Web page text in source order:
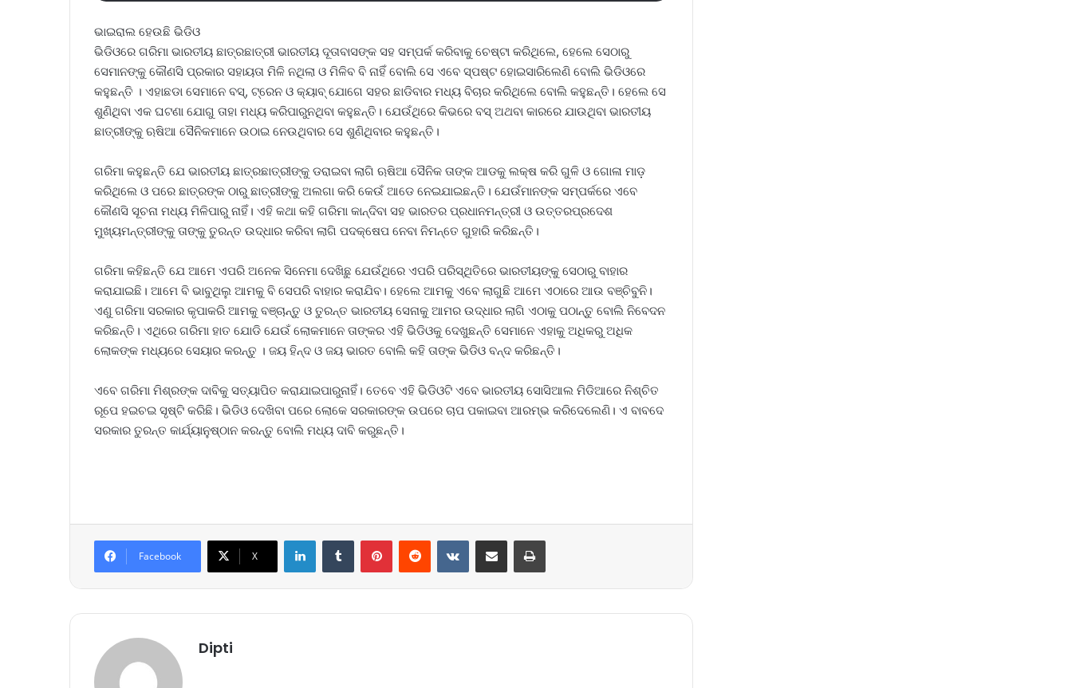
ଭାଇରାଲ ହେଉଛି ଭିଡିଓ
ଭିଡିଓରେ ଗରିମା ଭାରତୀୟ ଛାତ୍ରଛାତ୍ରୀ ଭାରତୀୟ ଦୂତାବାସଙ୍କ ସହ ସମ୍ପର୍କ କରିବାକୁ ଚେଷ୍ଟା କରିଥିଲେ, ହେଲେ ସେଠାରୁ
ସେମାନଙ୍କୁ କୌଣସି ପ୍ରକାର ସହାୟତା ମିଳି ନଥିଲା ଓ ମିଳିବ ବି ନାହିଁ ବୋଲି ସେ ଏବେ ସ୍ପଷ୍ଟ ହୋଇସାରିଲେଣି ବୋଲି ଭିଡିଓରେ
କହୁଛନ୍ତି । ଏହାଛଡା ସେମାନେ ବସ୍, ଟ୍ରେନ ଓ କ୍ୟାବ୍‌ ଯୋଗେ ସହର ଛାଡିବାର ମଧ୍ୟ ବିଚାର କରିଥିଲେ ବୋଲି କହୁଛନ୍ତି। ହେଲେ ସେ
ଶୁଣିଥିବା ଏକ ଘଟଣା ଯୋଗୁ ତାହା ମଧ୍ୟ କରିପାରୁନଥିବା କହୁଛନ୍ତି। ଯେଉଁଥିରେ କିଭରେ ବସ୍ ଅଥବା କାରରେ ଯାଉଥିବା ଭାରତୀୟ
ଛାତ୍ରୀଙ୍କୁ ଋଷିଆ ସୈନିକମାନେ ଉଠାଇ ନେଉଥିବାର ସେ ଶୁଣିଥିବାର କହୁଛନ୍ତି।
ଗରିମା କହୁଛନ୍ତି ଯେ ଭାରତୀୟ ଛାତ୍ରଛାତ୍ରୀଙ୍କୁ ଡରାଇବା ଲାଗି ଋଷିଆ ସୈନିକ ତାଙ୍କ ଆଡକୁ ଲକ୍ଷ କରି ଗୁଳି ଓ ଗୋଳା ମାଡ଼
କରିଥିଲେ ଓ ପରେ ଛାତ୍ରଙ୍କ ଠାରୁ ଛାତ୍ରୀଙ୍କୁ ଅଲଗା କରି କେଉଁ ଆଡେ ନେଇଯାଇଛନ୍ତି। ଯେଉଁମାନଙ୍କ ସମ୍ପର୍କରେ ଏବେ
କୌଣସି ସୂଚନା ମଧ୍ୟ ମିଳିପାରୁ ନାହିଁ। ଏହି କଥା କହି ଗରିମା କାନ୍ଦିବା ସହ ଭାରତର ପ୍ରଧାନମନ୍ତ୍ରୀ ଓ ଉତ୍ତରପ୍ରଦେଶ
ମୁଖ୍ୟମନ୍ତ୍ରୀଙ୍କୁ ତାଙ୍କୁ ତୁରନ୍ତ ଉଦ୍ଧାର କରିବା ଲାଗି ପଦକ୍ଷେପ ନେବା ନିମନ୍ତେ ଗୁହାରି କରିଛନ୍ତି।
ଗରିମା କହିଛନ୍ତି ଯେ ଆମେ ଏପରି ଅନେକ ସିନେମା ଦେଖିଛୁ ଯେଉଁଥିରେ ଏପରି ପରିସ୍ଥିତିରେ ଭାରତୀୟଙ୍କୁ ସେଠାରୁ ବାହାର
କରାଯାଇଛି। ଆମେ ବି ଭାବୁଥିଲୁ ଆମକୁ ବି ସେପରି ବାହାର କରାଯିବ। ହେଲେ ଆମକୁ ଏବେ ଲାଗୁଛି ଆମେ ଏଠାରେ ଆଉ ବଞ୍ଚିବୁନି।
ଏଣୁ ଗରିମା ସରକାର କୃପାକରି ଆମକୁ ବଞ୍ଚାନ୍ତୁ ଓ ତୁରନ୍ତ ଭାରତୀୟ ସେନାକୁ ଆମର ଉଦ୍ଧାର ଲାଗି ଏଠାକୁ ପଠାନ୍ତୁ ବୋଲି ନିବେଦନ
କରିଛନ୍ତି। ଏଥିରେ ଗରିମା ହାତ ଯୋଡି ଯେଉଁ ଲୋକମାନେ ତାଙ୍କର ଏହି ଭିଡିଓକୁ ଦେଖୁଛନ୍ତି ସେମାନେ ଏହାକୁ ଅଧିକରୁ ଅଧିକ
ଲୋକଙ୍କ ମଧ୍ୟରେ ସେୟାର କରନ୍ତୁ । ଜୟ ହିନ୍ଦ ଓ ଜୟ ଭାରତ ବୋଲି କହି ତାଙ୍କ ଭିଡିଓ ବନ୍ଦ କରିଛନ୍ତି।
ଏବେ ଗରିମା ମିଶ୍ରଙ୍କ ଦାବିକୁ ସତ୍ୟାପିତ କରାଯାଇପାରୁନାହିଁ। ତେବେ ଏହି ଭିଡିଓଟି ଏବେ ଭାରତୀୟ ସୋସିଆଲ ମିଡିଆରେ ନିଶ୍ଚିତ
ରୂପେ ହଇଚଇ ସୃଷ୍ଟି କରିଛି। ଭିଡିଓ ଦେଖିବା ପରେ ଲୋକେ ସରକାରଙ୍କ ଉପରେ ଚାପ ପକାଇବା ଆରମ୍ଭ କରିଦେଲେଣି। ଏ ବାବଦେ
ସରକାର ତୁରନ୍ତ କାର୍ଯ୍ୟାନୁଷ୍ଠାନ କରନ୍ତୁ ବୋଲି ମଧ୍ୟ ଦାବି କରୁଛନ୍ତି।
Facebook X
Dipti